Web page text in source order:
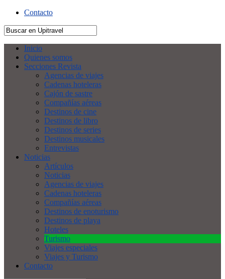
Contacto
Inicio
Quienes somos
Secciones Revista
Agencias de viajes
Cadenas hoteleras
Cajón de sastre
Compañías aéreas
Destinos de cine
Destinos de libro
Destinos de series
Destinos musicales
Entrevistas
Noticias
Artículos
Noticias
Agencias de viajes
Cadenas hoteleras
Compañías aéreas
Destinos de enoturismo
Destinos de playa
Hoteles
Turismo
Viajes especiales
Viajes y Turismo
Contacto